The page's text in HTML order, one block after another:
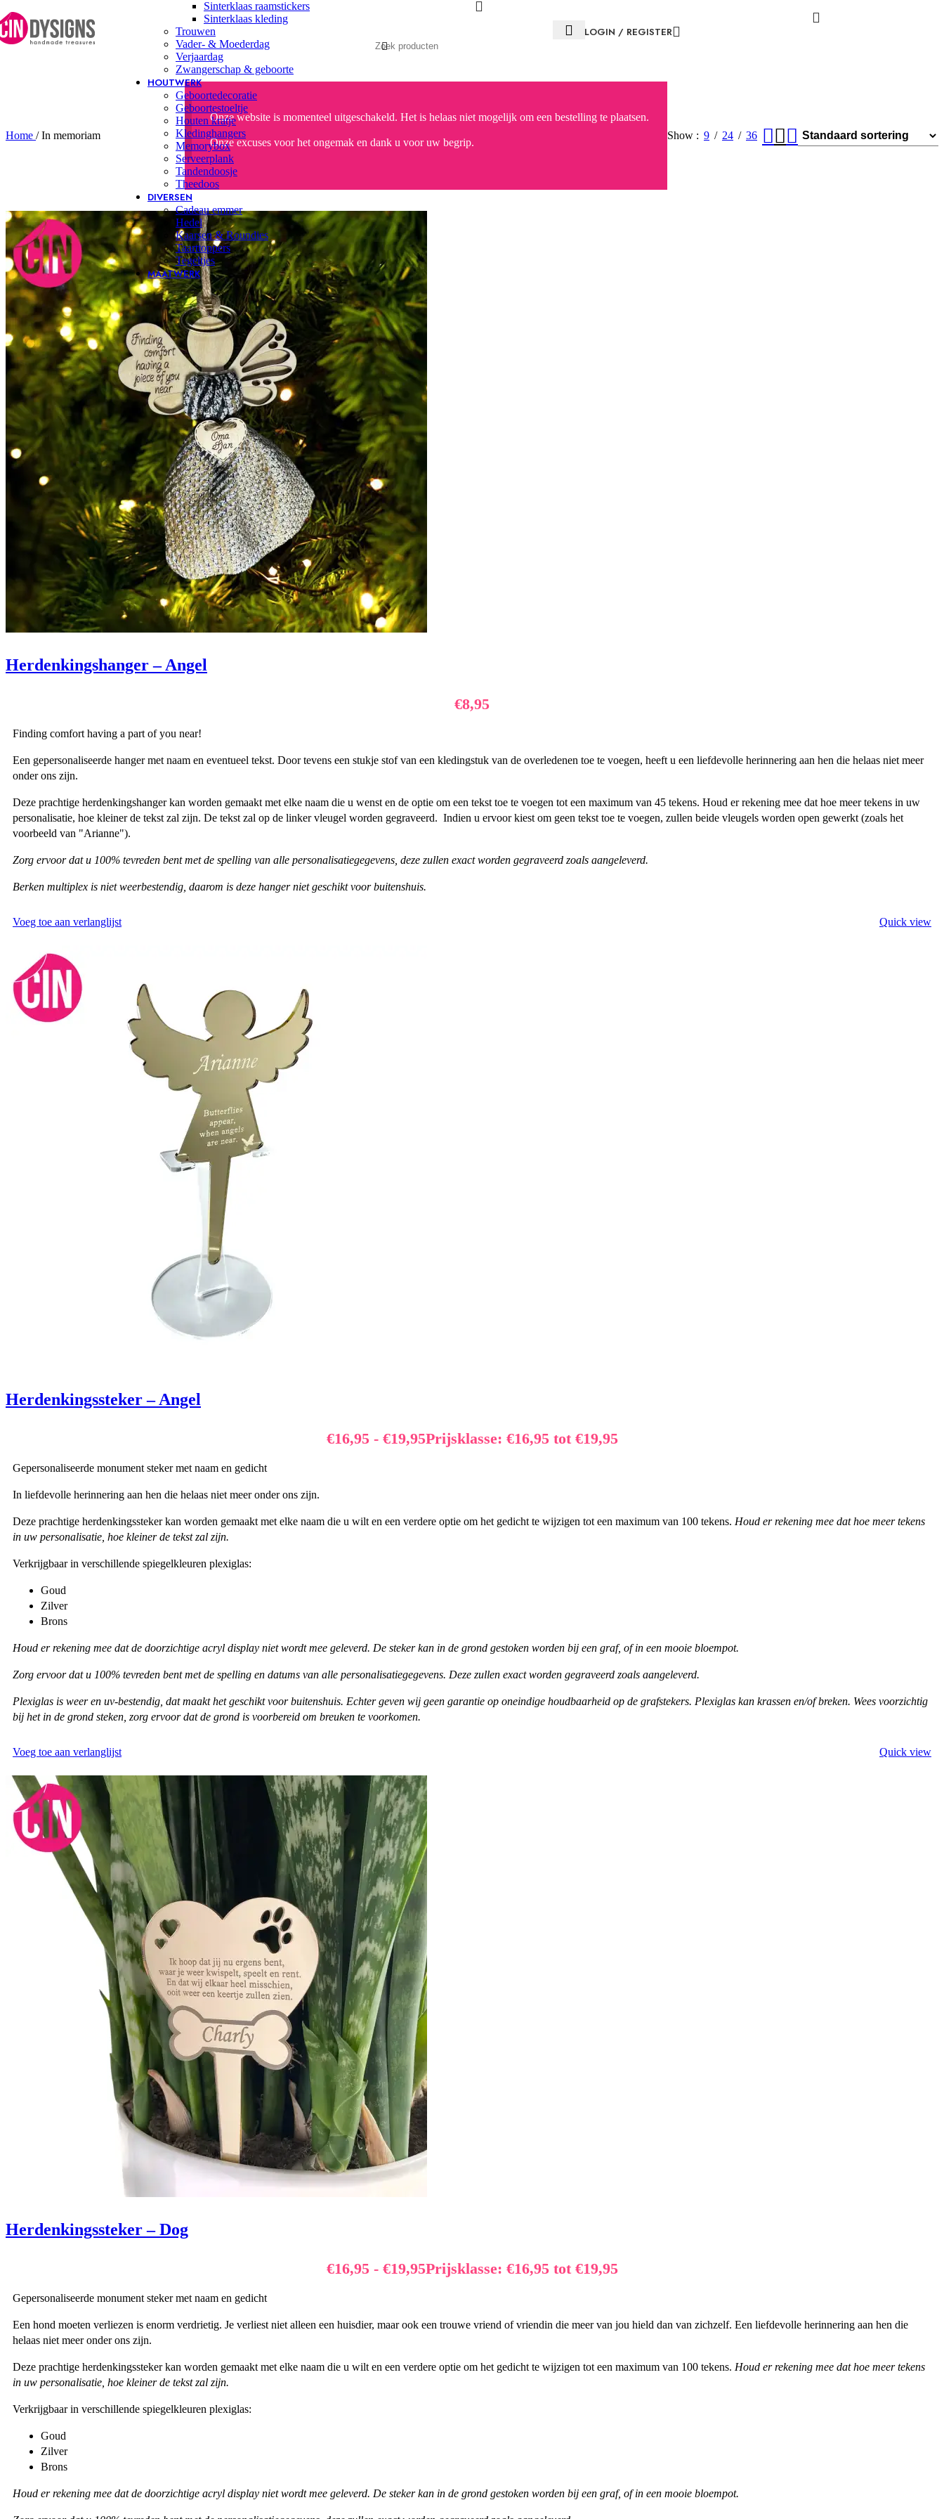
Skip to navigation
Sinterklaas raamstickers
Sinterklaas kleding
Trouwen
Vader- & Moederdag
Verjaardag
Zwangerschap & geboorte
HOUTWERK
Geboortedecoratie
Geboortestoeltje
Houten kratje
Kledinghangers
Memorybox
Serveerplank
Tandendoosje
Theedoos
DIVERSEN
Cadeau emmer
Hedel
Kaarsen & Roundies
Taarttoppers
Tegeltjes
MAATWERK
LOGIN / REGISTER
Home / In memoriam
Onze website is momenteel uitgeschakeld. Het is helaas niet mogelijk om een bestelling te plaatsen.
Onze excuses voor het ongemak en dank u voor uw begrip.
Show 9 24 36
Herdenkingshanger – Angel
€8,95
Finding comfort having a part of you near!
Een gepersonaliseerde hanger met naam en eventueel tekst. Door tevens een stukje stof van een kledingstuk van de overledenen toe te voegen, heeft u een liefdevolle herinnering aan hen die helaas niet meer
onder ons zijn.
Deze prachtige herdenkingshanger kan worden gemaakt met elke naam die u wenst en de optie om een tekst toe te voegen tot een maximum van 45 tekens. Houd er rekening mee dat hoe meer tekens in uw
personalisatie, hoe kleiner de tekst zal zijn. De tekst zal op de linker vleugel worden gegraveerd. Indien u ervoor kiest om geen tekst toe te voegen, zullen beide vleugels worden open gewerkt (zoals het
voorbeeld van "Arianne").
Zorg ervoor dat u 100% tevreden bent met de spelling van alle personalisatiegegevens, deze zullen exact worden gegraveerd zoals aangeleverd.
Berken multiplex is niet weerbestendig, daarom is deze hanger niet geschikt voor buitenshuis.
Voeg toe aan verlanglijst Quick view
Herdenkingssteker – Angel
€16,95 - €19,95Prijsklasse: €16,95 tot €19,95
Gepersonaliseerde monument steker met naam en gedicht
In liefdevolle herinnering aan hen die helaas niet meer onder ons zijn.
Deze prachtige herdenkingssteker kan worden gemaakt met elke naam die u wilt en een verdere optie om het gedicht te wijzigen tot een maximum van 100 tekens. Houd er rekening mee dat hoe meer tekens
in uw personalisatie, hoe kleiner de tekst zal zijn.
Verkrijgbaar in verschillende spiegelkleuren plexiglas:
Goud
Zilver
Brons
Houd er rekening mee dat de doorzichtige acryl display niet wordt mee geleverd. De steker kan in de grond gestoken worden bij een graf, of in een mooie bloempot.
Zorg ervoor dat u 100% tevreden bent met de spelling en datums van alle personalisatiegegevens. Deze zullen exact worden gegraveerd zoals aangeleverd.
Plexiglas is weer en uv-bestendig, dat maakt het geschikt voor buitenshuis. Echter geven wij geen garantie op oneindige houdbaarheid op de grafstekers. Plexiglas kan krassen en/of breken. Wees voorzichtig
bij het in de grond steken, zorg ervoor dat de grond is voorbereid om breuken te voorkomen.
Voeg toe aan verlanglijst Quick view
Herdenkingssteker – Dog
€16,95 - €19,95Prijsklasse: €16,95 tot €19,95
Gepersonaliseerde monument steker met naam en gedicht
Een hond moeten verliezen is enorm verdrietig. Je verliest niet alleen een huisdier, maar ook een trouwe vriend of vriendin die meer van jou hield dan van zichzelf. Een liefdevolle herinnering aan hen die
helaas niet meer onder ons zijn.
Deze prachtige herdenkingssteker kan worden gemaakt met elke naam die u wilt en een verdere optie om het gedicht te wijzigen tot een maximum van 100 tekens. Houd er rekening mee dat hoe meer tekens
in uw personalisatie, hoe kleiner de tekst zal zijn.
Verkrijgbaar in verschillende spiegelkleuren plexiglas:
Goud
Zilver
Brons
Houd er rekening mee dat de doorzichtige acryl display niet wordt mee geleverd. De steker kan in de grond gestoken worden bij een graf, of in een mooie bloempot.